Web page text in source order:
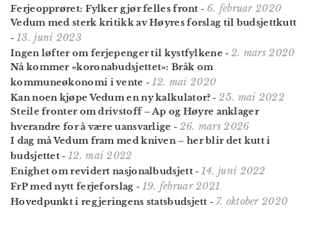
Ferjeopprøret: Fylker gjør felles front - 6. februar 2020
Vedum med sterk kritikk av Høyres forslag til budsjettkutt
- 13. juni 2023
Ingen løfter om ferjepenger til kystfylkene - 2. mars 2020
Nå kommer «koronabudsjettet»: Bråk om
kommuneøkonomi i vente - 12. mai 2020
Kan noen kjøpe Vedum en ny kalkulator? -25. mai 2022
Steile fronter om drivstoff – Ap og Høyre anklager
hverandre for å være uansvarlige - 26. mars 2026
I dag må Vedum fram med kniven – her blir det kutt i
budsjettet - 12. mai 2022
Enighet om revidert nasjonalbudsjett- 14. juni 2022
FrP med nytt ferjeforslag - 19. februar 2021
Hovedpunkt i regjeringens statsbudsjett - 7. oktober 2020